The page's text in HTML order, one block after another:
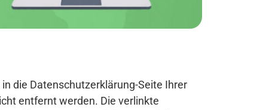
die Datenschutzerklärung-Seite Ihrer
entfernt werden. Die verlinkte